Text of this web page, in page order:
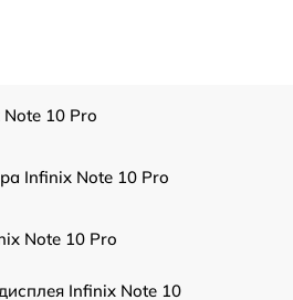
10 Pro
Infinix Note 10 Pro
Note 10 Pro
Infinix Note 10